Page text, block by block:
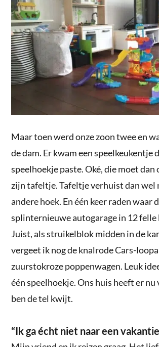
Maar toen werd onze zoon twee en
de dam. Er kwam een speelkeukentje
speelhoekje paste. Oké, die moet dan
zijn tafeltje. Tafeltje verhuist dan wel
andere hoek. En één keer raden waar
splinternieuwe autogarage in 12 felle
Juist, als struikelblok midden in de
vergeet ik nog de knalrode Cars-
zuurstokroze poppenwagen. Leuk
één speelhoekje. Ons huis heeft er nu
ben de tel kwijt.
“Ik ga écht niet naar een